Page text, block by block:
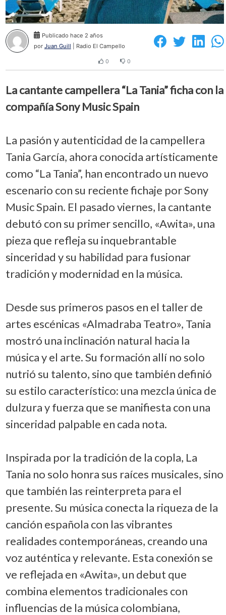
Publicado hace 2 años
por Juan Guill | Radio El Campello
0 0
La cantante campellera “La Tania” ficha con la
compañía Sony Music Spain
La pasión y autenticidad de la campellera
Tania García, ahora conocida artísticamente
como “La Tania”, han encontrado un nuevo
escenario con su reciente fichaje por Sony
Music Spain. El pasado viernes, la cantante
debutó con su primer sencillo, «Awita», una
pieza que refleja su inquebrantable
sinceridad y su habilidad para fusionar
tradición y modernidad en la música.
Desde sus primeros pasos en el taller de
artes escénicas «Almadraba Teatro», Tania
mostró una inclinación natural hacia la
música y el arte. Su formación allí no solo
nutrió su talento, sino que también definió
su estilo característico: una mezcla única de
dulzura y fuerza que se manifiesta con una
sinceridad palpable en cada nota.
Inspirada por la tradición de la copla, La
Tania no solo honra sus raíces musicales, sino
que también las reinterpreta para el
presente. Su música conecta la riqueza de la
canción española con las vibrantes
realidades contemporáneas, creando una
voz auténtica y relevante. Esta conexión se
ve reflejada en «Awita», un debut que
combina elementos tradicionales con
influencias de la música colombiana,